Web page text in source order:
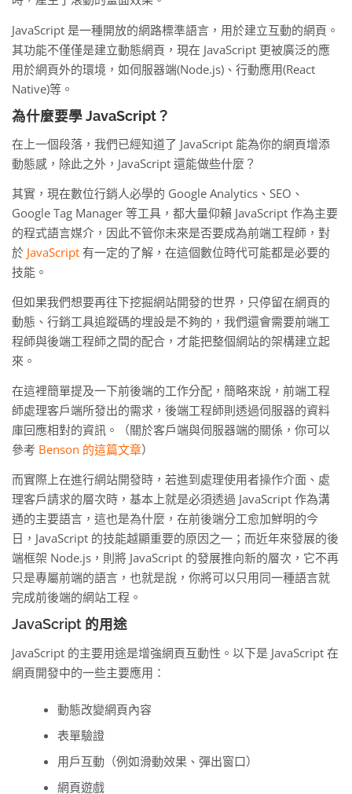
JavaScript 是一種開放的網路標準語言，用於建立互動的網頁。
其功能不僅僅是建立動態網頁，現在 JavaScript 更被廣泛的應
用於網頁外的環境，如伺服器端(Node.js)、行動應用(React
Native)等。
為什麼要學 JavaScript？
在上一個段落，我們已經知道了 JavaScript 能為你的網頁增添
動態感，除此之外，JavaScript 還能做些什麼？
其實，現在數位行銷人必學的 Google Analytics、SEO、
Google Tag Manager 等工具，都大量仰賴 JavaScript 作為主要
的程式語言媒介，因此不管你未來是否要成為前端工程師，對
於 JavaScript 有一定的了解，在這個數位時代可能都是必要的
技能。
但如果我們想要再往下挖掘網站開發的世界，只停留在網頁的
動態、行銷工具追蹤碼的埋設是不夠的，我們還會需要前端工
程師與後端工程師之間的配合，才能把整個網站的架構建立起
來。
在這裡簡單提及一下前後端的工作分配，簡略來說，前端工程
師處理客戶端所發出的需求，後端工程師則透過伺服器的資料
庫回應相對的資訊。（關於客戶端與伺服器端的關係，你可以
參考 Benson 的這篇文章）
而實際上在進行網站開發時，若進到處理使用者操作介面、處
理客戶請求的層次時，基本上就是必須透過 JavaScript 作為溝
通的主要語言，這也是為什麼，在前後端分工愈加鮮明的今
日，JavaScript 的技能越顯重要的原因之一；而近年來發展的後
端框架 Node.js，則將 JavaScript 的發展推向新的層次，它不再
只是專屬前端的語言，也就是說，你將可以只用同一種語言就
完成前後端的網站工程。
JavaScript 的用途
‍JavaScript 的主要用途是增強網頁互動性。以下是 JavaScript 在
網頁開發中的一些主要應用：
動態改變網頁內容
表單驗證
用戶互動（例如滑動效果、彈出窗口）
網頁遊戲